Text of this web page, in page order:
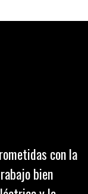
con la
bien